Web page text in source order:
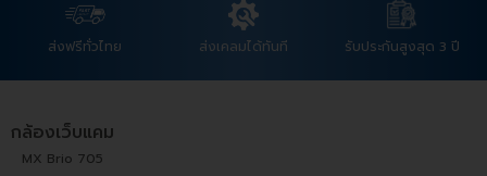
ส่งฟรีทั่วไทย ส่งเคลมได้ทันที รับประกันสูงสุด 3 ปี
กล้องเว็บแคม
MX Brio 705